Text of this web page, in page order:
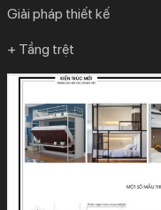
Giải pháp thiết kế
+ Tầng trệt